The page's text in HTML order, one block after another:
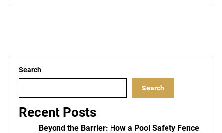
Search
Search
Recent Posts
Beyond the Barrier: How a Pool Safety Fence